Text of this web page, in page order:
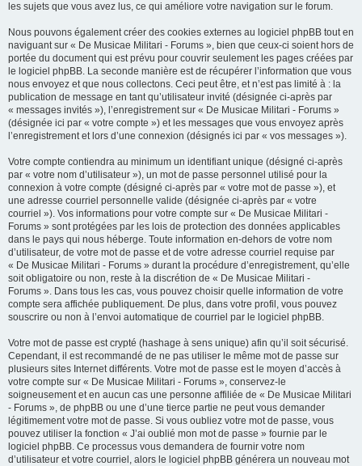
les sujets que vous avez lus, ce qui améliore votre navigation sur le forum.
Nous pouvons également créer des cookies externes au logiciel phpBB tout en
naviguant sur « De Musicae Militari - Forums », bien que ceux-ci soient hors de
portée du document qui est prévu pour couvrir seulement les pages créées par
le logiciel phpBB. La seconde manière est de récupérer l’information que vous
nous envoyez et que nous collectons. Ceci peut être, et n’est pas limité à : la
publication de message en tant qu’utilisateur invité (désignée ci-après par
« messages invités »), l’enregistrement sur « De Musicae Militari - Forums »
(désignée ici par « votre compte ») et les messages que vous envoyez après
l’enregistrement et lors d’une connexion (désignés ici par « vos messages »).
Votre compte contiendra au minimum un identifiant unique (désigné ci-après
par « votre nom d’utilisateur »), un mot de passe personnel utilisé pour la
connexion à votre compte (désigné ci-après par « votre mot de passe »), et
une adresse courriel personnelle valide (désignée ci-après par « votre
courriel »). Vos informations pour votre compte sur « De Musicae Militari -
Forums » sont protégées par les lois de protection des données applicables
dans le pays qui nous héberge. Toute information en-dehors de votre nom
d’utilisateur, de votre mot de passe et de votre adresse courriel requise par
« De Musicae Militari - Forums » durant la procédure d’enregistrement, qu’elle
soit obligatoire ou non, reste à la discrétion de « De Musicae Militari -
Forums ». Dans tous les cas, vous pouvez choisir quelle information de votre
compte sera affichée publiquement. De plus, dans votre profil, vous pouvez
souscrire ou non à l’envoi automatique de courriel par le logiciel phpBB.
Votre mot de passe est crypté (hashage à sens unique) afin qu’il soit sécurisé.
Cependant, il est recommandé de ne pas utiliser le même mot de passe sur
plusieurs sites Internet différents. Votre mot de passe est le moyen d’accès à
votre compte sur « De Musicae Militari - Forums », conservez-le
soigneusement et en aucun cas une personne affiliée de « De Musicae Militari
- Forums », de phpBB ou une d’une tierce partie ne peut vous demander
légitimement votre mot de passe. Si vous oubliez votre mot de passe, vous
pouvez utiliser la fonction « J’ai oublié mon mot de passe » fournie par le
logiciel phpBB. Ce processus vous demandera de fournir votre nom
d’utilisateur et votre courriel, alors le logiciel phpBB générera un nouveau mot